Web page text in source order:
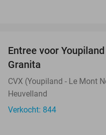
Entree voor
Granita
CVX (Youpiland - Le Mont
Heuvelland
Verkocht: 844